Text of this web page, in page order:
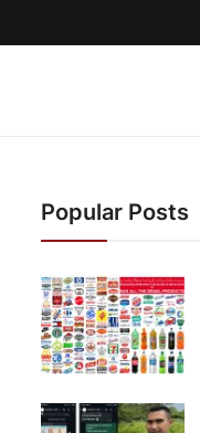
Popular Posts